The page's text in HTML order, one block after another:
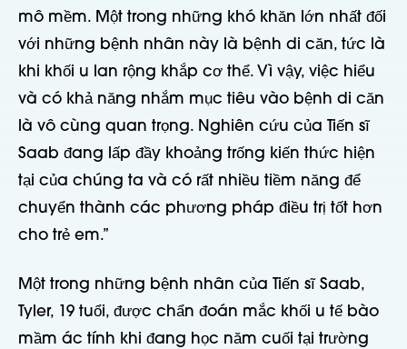
mô mềm. Một trong những khó khăn lớn nhất đối
với những bệnh nhân này là bệnh di căn, tức là
khi khối u lan rộng khắp cơ thể. Vì vậy, việc hiểu
và có khả năng nhắm mục tiêu vào bệnh di căn
là vô cùng quan trọng. Nghiên cứu của Tiến sĩ
Saab đang lấp đầy khoảng trống kiến thức hiện
tại của chúng ta và có rất nhiều tiềm năng để
chuyển thành các phương pháp điều trị tốt hơn
cho trẻ em.”
Một trong những bệnh nhân của Tiến sĩ Saab,
Tyler, 19 tuổi, được chẩn đoán mắc khối u tế bào
mầm ác tính khi đang học năm cuối tại trường